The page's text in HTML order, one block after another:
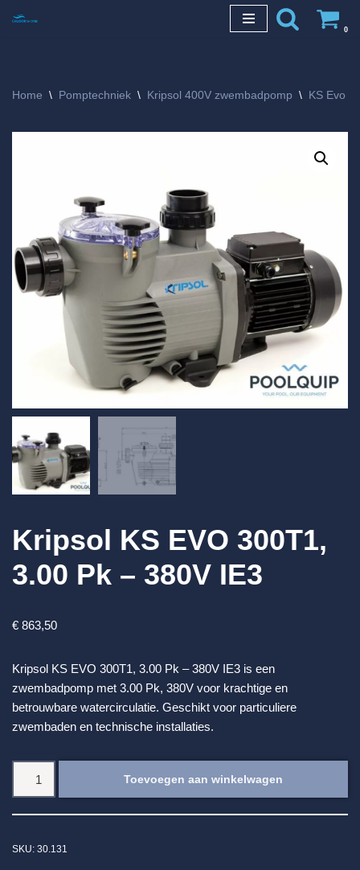
inhoud
0
Home \ Pomptechniek \ Kripsol 400V zwembadpomp \ KS Evo
Kripsol KS EVO 300T1,
3.00 Pk – 380V IE3
€ 863,50
Kripsol KS EVO 300T1, 3.00 Pk – 380V IE3 is een
zwembadpomp met 3.00 Pk, 380V voor krachtige en
betrouwbare watercirculatie. Geschikt voor particuliere
zwembaden en technische installaties.
Toevoegen aan winkelwagen
SKU: 30.131